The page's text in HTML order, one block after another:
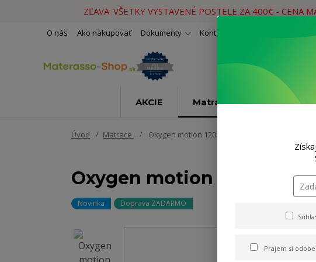
ZĽAVA: VŠETKY VYSTAVENÉ POSTELE ZA 400€ - CENA
O nás Ako nakupovať Dokumenty Kontakty
AKCIE Matrace Rošty
Úvod Matrace Oxygen motion 120x200cm
Oxygen motion
Novinka Doprava ZADARMO
Prajem si